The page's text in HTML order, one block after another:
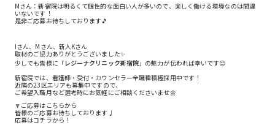
Mさん：新宿院は明るくて個性的な面白い人が多いので、楽しく働ける環境なのは間違
いないです！
是非ご応募お待ちしております🎵
Iさん、Mさん、新人Kさん
取材のご協力ありがとうございました✨
少しでも皆様に「レジーナクリニック新宿院 」の魅力が伝われば幸いです😊
新宿院では、看護師・受付・カウンセラー全職種積極採用中です！
近隣の23区エリアも募集中ですので、
ご希望入職月など選考時にお気軽にご相談くださいませ🌼
🔽ご応募はこちらから
皆様のご応募お待ちしております♩
応募はコチラから！